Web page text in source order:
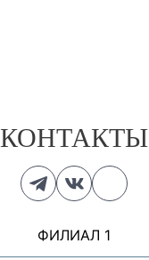
КОНТАКТЫ
ФИЛИАЛ 1